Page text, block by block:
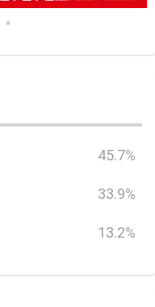
45.7%
33.9%
13.2%